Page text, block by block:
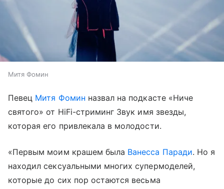
Митя Фомин
Певец Митя Фомин назвал на подкасте «Ниче
святого» от HiFi-стриминг Звук имя звезды,
которая его привлекала в молодости.
«Первым моим крашем была Ванесса Паради. Но я
находил сексуальными многих супермоделей,
которые до сих пор остаются весьма